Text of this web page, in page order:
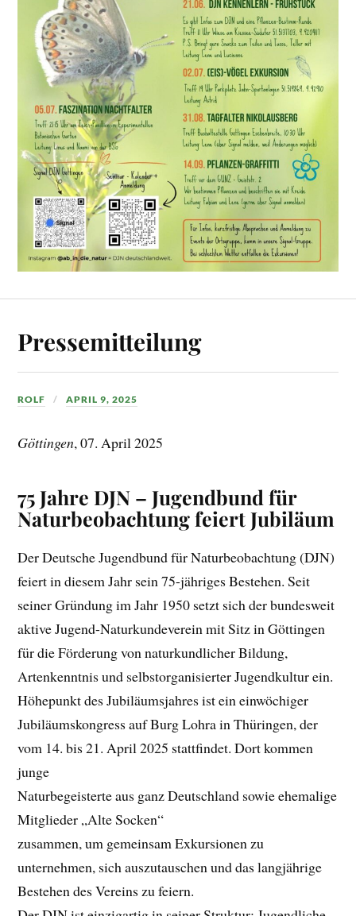
Pressemitteilung
ROLF APRIL 9, 2025
Göttingen, 07. April 2025
75 Jahre DJN – Jugendbund für
Naturbeobachtung feiert Jubiläum
Der Deutsche Jugendbund für Naturbeobachtung (DJN)
feiert in diesem Jahr sein 75-jähriges Bestehen. Seit
seiner Gründung im Jahr 1950 setzt sich der bundesweit
aktive Jugend-Naturkundeverein mit Sitz in Göttingen
für die Förderung von naturkundlicher Bildung,
Artenkenntnis und selbstorganisierter Jugendkultur ein.
Höhepunkt des Jubiläumsjahres ist ein einwöchiger
Jubiläumskongress auf Burg Lohra in Thüringen, der
vom 14. bis 21. April 2025 stattfindet. Dort kommen
junge
Naturbegeisterte aus ganz Deutschland sowie ehemalige
Mitglieder „Alte Socken“
zusammen, um gemeinsam Exkursionen zu
unternehmen, sich auszutauschen und das langjährige
Bestehen des Vereins zu feiern.